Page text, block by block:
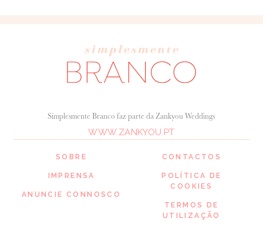
SOBRE
IMPRENSA
ANUNCIE CONNOSCO
Simplesmente Branco faz parte da Zankyou Weddings
WWW.ZANKYOU.PT
CONTACTOS
POLÍTICA DE
COOKIES
TERMOS DE
UTILIZAÇÃO